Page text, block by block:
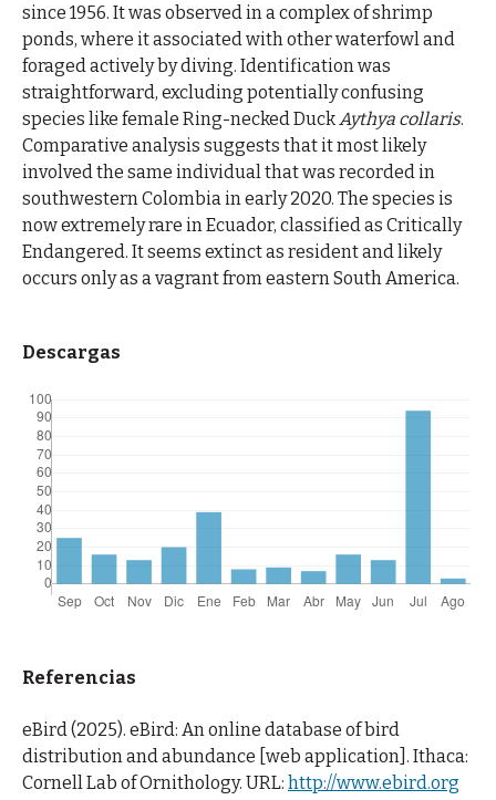
since 1956. It was observed in a complex of shrimp
ponds, where it associated with other waterfowl and
foraged actively by diving. Identification was
straightforward, excluding potentially confusing
species like female Ring-necked DuckAythya collaris.
Comparative analysis suggests that it most likely
involved the same individual that was recorded in
southwestern Colombia in early 2020. The species is
now extremely rare in Ecuador, classified as Critically
Endangered. It seems extinct as resident and likely
occurs only as a vagrant from eastern South America.
Descargas
Referencias
eBird (2025). eBird: An online database of bird
distribution and abundance [web application]. Ithaca:
Cornell Lab of Ornithology. URL: http://www.ebird.org